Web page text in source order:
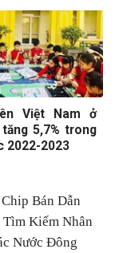
Việt Nam ở
5,7% trong
2022-2023